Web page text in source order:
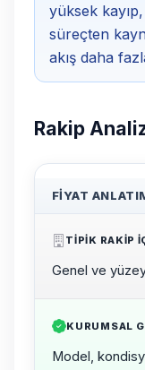
yüksek
süreçten
akış daha
Rakip
FIYAT
TIPIK RAKIP
Genel ve
KURUMSAL
Model,